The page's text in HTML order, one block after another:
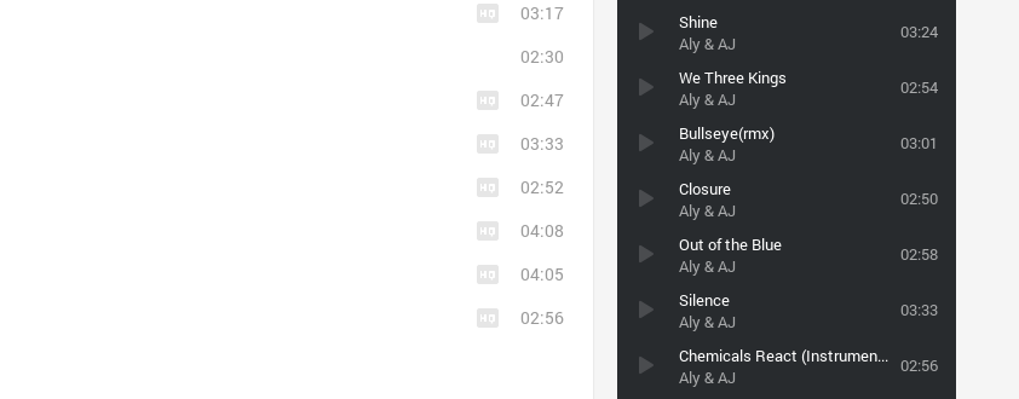
Shine
Aly & AJ
03:24
We Three Kings
Aly & AJ
02:54
Bullseye(rmx)
Aly & AJ
03:01
Closure
Aly & AJ
02:50
Out of the Blue
Aly & AJ
02:58
Silence
Aly & AJ
03:33
Chemicals React (Instrumental)
Aly & AJ
02:56
03:17
02:30
02:47
03:33
02:52
04:08
04:05
02:56